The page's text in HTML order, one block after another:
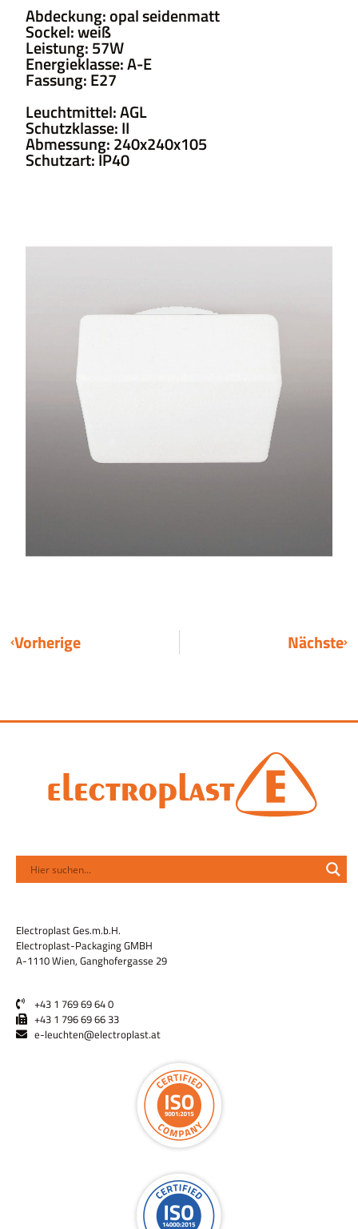
Abdeckung: opal seidenmatt
Sockel: weiß
Leistung: 57W
Energieklasse: A-E
Fassung: E27
Leuchtmittel: AGL
Schutzklasse: II
Abmessung: 240x240x105
Schutzart: IP40
Vorherige Nächste
Electroplast Ges.m.b.H.
Electroplast-Packaging GMBH
A-1110 Wien, Ganghofergasse 29
+43 1 769 69 64 0
+43 1 796 69 66 33
e-leuchten@electroplast.at